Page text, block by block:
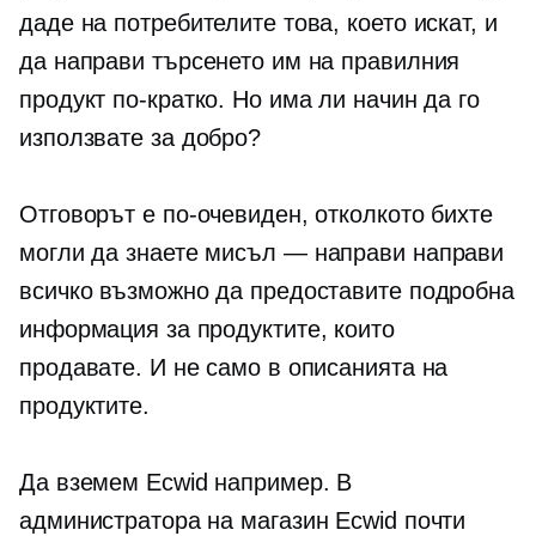
даде на потребителите това, което искат, и
да направи търсенето им на правилния
продукт по-кратко. Но има ли начин да го
използвате за добро?
Отговорът е по-очевиден, отколкото бихте
могли да знаете мисъл — направи направи
всичко възможно да предоставите подробна
информация за продуктите, които
продавате. И не само в описанията на
продуктите.
Да вземем Ecwid например. В
администратора на магазин Ecwid почти